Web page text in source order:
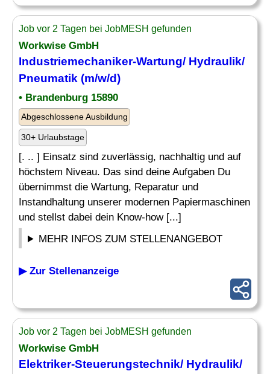
Job vor 2 Tagen bei JobMESH gefunden
Workwise GmbH
Industriemechaniker-Wartung/ Hydraulik/
Pneumatik (m/w/d)
• Brandenburg 15890
Abgeschlossene Ausbildung
30+ Urlaubstage
[. .. ] Einsatz sind zuverlässig, nachhaltig und auf
höchstem Niveau. Das sind deine Aufgaben Du
übernimmst die Wartung, Reparatur und
Instandhaltung unserer modernen Papiermaschinen
und stellst dabei dein Know-how [...]
MEHR INFOS ZUM STELLENANGEBOT
▶ Zur Stellenanzeige
Job vor 2 Tagen bei JobMESH gefunden
Workwise GmbH
Elektriker-Steuerungstechnik/ Hydraulik/